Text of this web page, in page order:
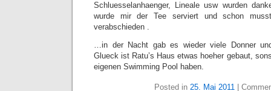
Schluesselanhaenger, Lineale usw wurden
wurde mir der Tee serviert und schon
verabschieden .
…in der Nacht gab es wieder viele Donner
Glueck ist Ratu’s Haus etwas hoeher gebaut,
eigenen Swimming Pool haben.
Posted in 25. Mai 2011|